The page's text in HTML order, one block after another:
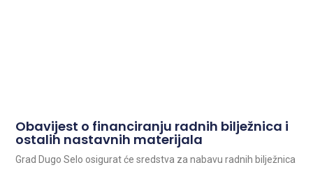
Obavijest o financiranju radnih bilježnica i
ostalih nastavnih materijala
Grad Dugo Selo osigurat će sredstva za nabavu radnih bilježnica